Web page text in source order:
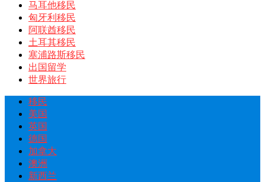
马耳他移民
匈牙利移民
阿联酋移民
土耳其移民
塞浦路斯移民
出国留学
世界旅行
移民
美国
英国
德国
加拿大
澳洲
新西兰